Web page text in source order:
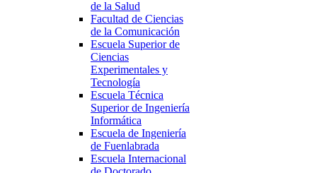
de la Salud
Facultad de Ciencias
de la Comunicación
Escuela Superior de
Ciencias
Experimentales y
Tecnología
Escuela Técnica
Superior de Ingeniería
Informática
Escuela de Ingeniería
de Fuenlabrada
Escuela Internacional